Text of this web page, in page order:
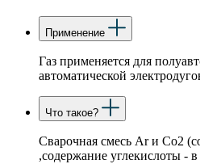
Применение
Газ применяется для
автоматической
Что такое?
Сварочная смесь Аr и Со2
,содержание углекислоты -